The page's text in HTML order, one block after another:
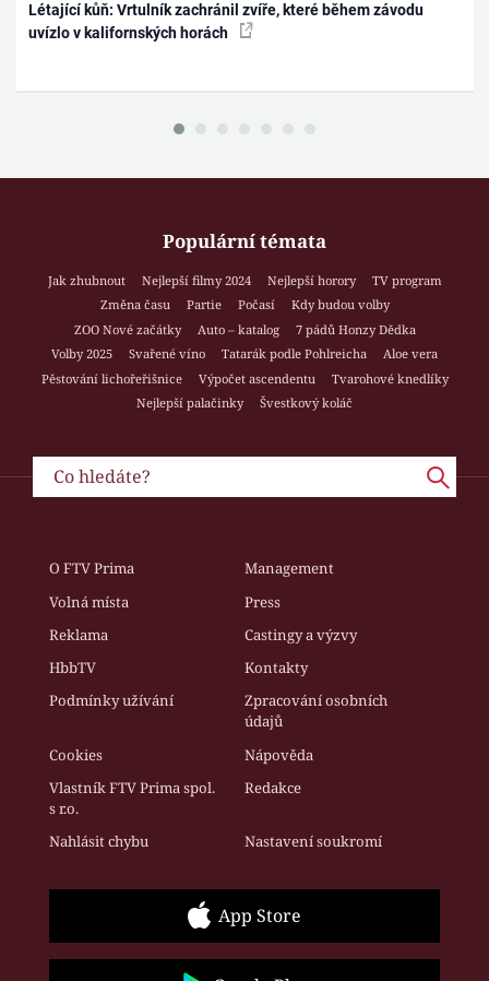
Létající kůň: Vrtulník zachránil zvíře, které během závodu
uvízlo v kalifornských horách
Populární témata
Jak zhubnout Nejlepší filmy 2024 Nejlepší horory
TV program
Změna času
Partie Počasí
Kdy budou volby
ZOO Nové začátky
Auto – katalog
7 pádů Honzy Dědka
Volby 2025
Svařené víno Tatarák podle Pohlreicha
Aloe vera
Pěstování lichořeřišnice
Výpočet ascendentu
Tvarohové knedlíky
Nejlepší palačinky
Švestkový koláč
O FTV Prima
Management
Volná místa
Press
Reklama
Castingy a výzvy
HbbTV
Kontakty
Podmínky užívání
Zpracování osobních
údajů
Cookies
Nápověda
Vlastník FTV Prima spol.
s r.o.
Redakce
Nahlásit chybu Nastavení soukromí
App Store